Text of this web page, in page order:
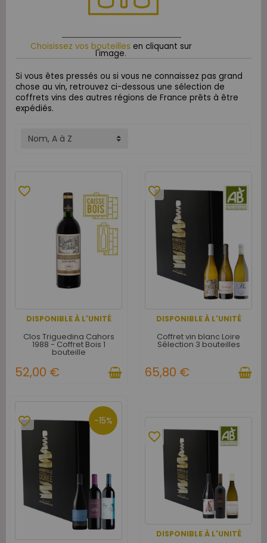
Choisissez vos bouteilles en cliquant sur
l'image.
Si vous êtes pressés ou si vous ne connaissez pas grand
chose au vin, retrouvez ci-dessous une sélection de
coffrets vins des autres régions de France prêts à être
expédiés.
Nom, A à Z
DISPONIBLE À L'UNITÉ
favorite_border
Clos Triguedina Cahors
1988 - Coffret Bois 1
bouteille
52,00 €
DISPONIBLE À L'UNITÉ
favorite_border
Coffret vin blanc Loire
Sélection 3 bouteilles
65,80 €
-15%
favorite_border
DISPONIBLE À L'UNITÉ
favorite_border